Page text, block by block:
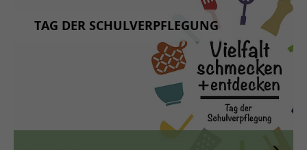
TAG DER SCHULVERPFLEGUNG